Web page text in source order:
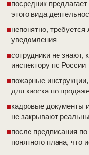
посредник
этого вида
непонятно,
уведомления
сотрудники не знают,
инспектору по России
пожарные
для киоска по
кадровые документы
не закрывают
после предписания
понятного плана, что